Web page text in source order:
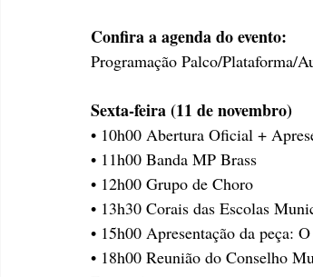
Confira a agenda do evento:
Programação Palco/Plataforma/
Sexta-feira (11 de novembro)
• 10h00 Abertura Oficial +
• 11h00 Banda MP Brass
• 12h00 Grupo de Choro
• 13h30 Corais das Escolas
• 15h00 Apresentação da peça:
• 18h00 Reunião do Conselho